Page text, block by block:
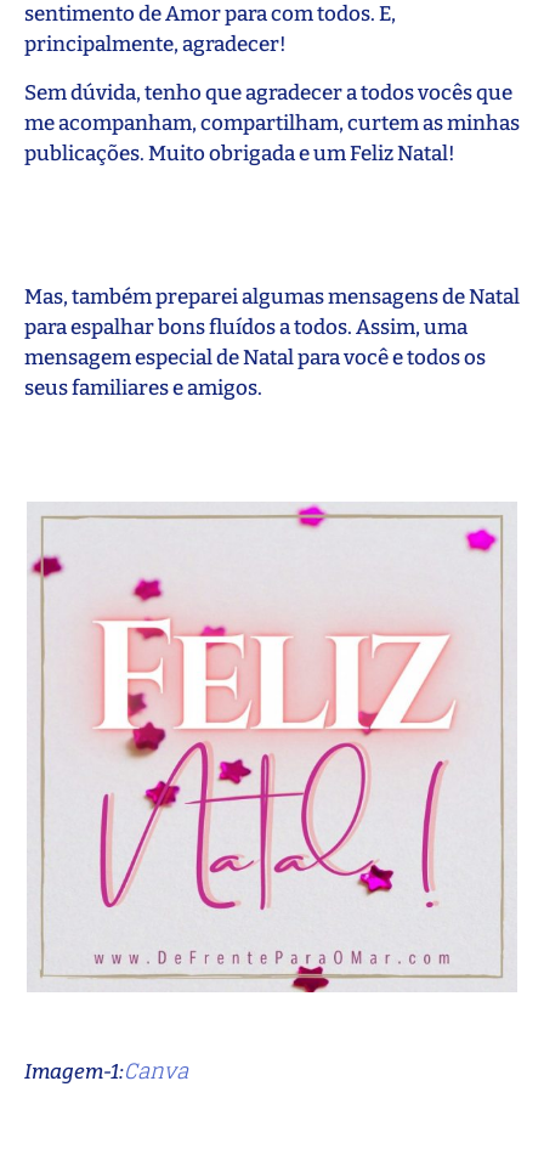
sentimento de Amor para com todos. E,
principalmente, agradecer!
Sem dúvida, tenho que agradecer a todos vocês que
me acompanham, compartilham, curtem as minhas
publicações. Muito obrigada e um Feliz Natal!
Mas, também preparei algumas mensagens de Natal
para espalhar bons fluídos a todos. Assim, uma
mensagem especial de Natal para você e todos os
seus familiares e amigos.
Imagem-1:Canva